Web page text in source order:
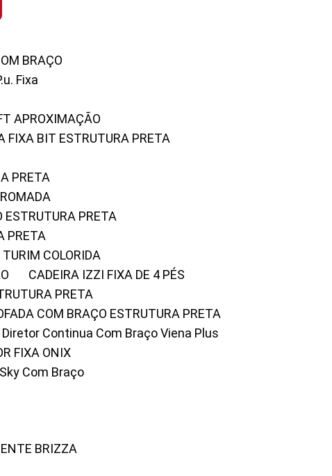
BRAÇO
Fixa
APROXIMAÇÃO
FIXA BIT ESTRUTURA PRETA
PRETA
ESTRUTURA PRETA
PRETA
TURIM COLORIDA
CADEIRA IZZI FIXA DE 4 PÉS
PRETA
COM BRAÇO ESTRUTURA PRETA
Diretor Continua Com Braço Viena Plus
FIXA ONIX
Com Braço
BRIZZA